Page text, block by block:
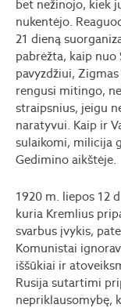
bet nežinojo, kiek
nukentėjo.
21 dieną
pabrėžta, kaip
pavyzdžiui,
rengusi mitingo,
straipsnius, jeigu
naratyvui. Kaip ir
sulaikomi, milicija
Gedimino aikštėje.
1920 m. liepos 12
kuria Kremlius
svarbus įvykis,
Komunistai
iššūkiai ir
Rusija sutartimi
nepriklausomybę,